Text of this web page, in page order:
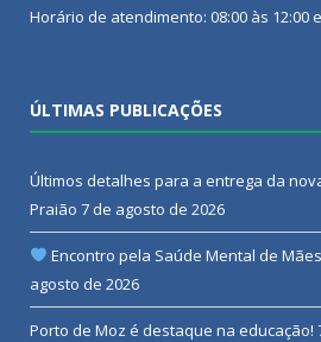
Horário de atendimento: 08:00 às 12:00
ÚLTIMAS PUBLICAÇÕES
Últimos detalhes para a entrega da
Praião 7 de agosto de 2026
Encontro pela Saúde Mental de
agosto de 2026
Porto de Moz é destaque na educação!